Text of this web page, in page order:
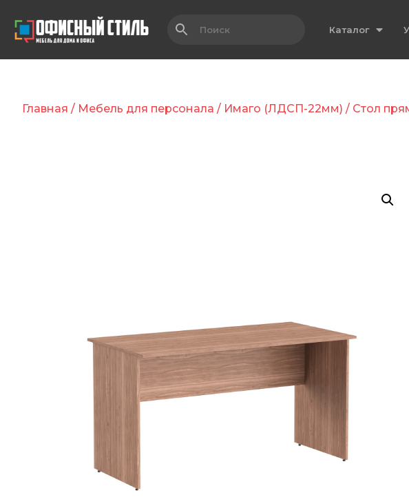
Каталог
Главная / Мебель для персонала / Имаго (ЛДСП-22мм) / Стол